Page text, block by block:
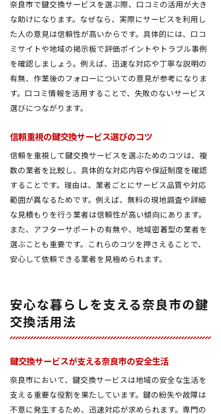
奈良市で鍵交換サービスを選ぶ際、口コミの活用が大き
な助けになります。なぜなら、実際にサービスを利用し
た人の意見は信頼性が高いからです。具体的には、口コ
ミサイトや地域の掲示板で評価ポイントやトラブル事例
を確認しましょう。例えば、迅速な対応や丁寧な説明の
有無、作業後のフォローについての意見が参考になりま
す。口コミ情報を活用することで、失敗のないサービス
選びにつながります。
信頼重視の鍵交換サービス選びのコツ
信頼を重視して鍵交換サービスを選ぶためのコツは、複
数の業者を比較し、具体的な対応内容や保証制度を確認
することです。理由は、業者ごとにサービス品質や対応
範囲が異なるためです。例えば、無料の現地調査や詳細
な見積もりを行う業者は信頼性が高い傾向にあります。
また、アフターサポートの有無や、地域密着型の業者を
選ぶことも重要です。これらのコツを押さえることで、
安心して依頼できる業者を見極められます。
安心な暮らしを支える奈良市の鍵
交換活用法
鍵交換サービスが支える奈良市の安全生活
奈良市において、鍵交換サービスは地域の安全な生活を
支える重要な役割を果たしています。鍵の紛失や故障は
不意に発生するため、迅速対応が求められます。専門の